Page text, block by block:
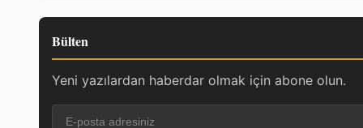
Bülten
Yeni yazılardan haberdar olmak için abone olun.